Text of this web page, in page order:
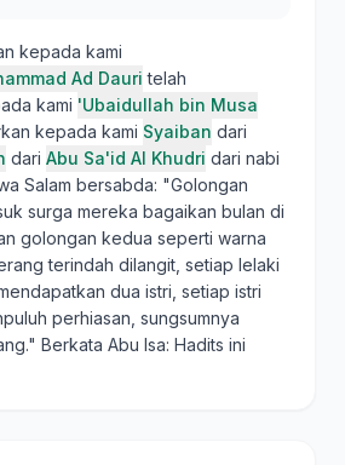
kepada kami
Ad Dauri telah
kami 'Ubaidullah bin Musa
kepada kami Syaiban dari
dari Abu Sa'id Al Khudri dari nabi
Salam bersabda: "Golongan
surga mereka bagaikan bulan di
golongan kedua seperti warna
terindah dilangit, setiap lelaki
dua istri, setiap istri
perhiasan, sungsumnya
Berkata Abu Isa: Hadits ini